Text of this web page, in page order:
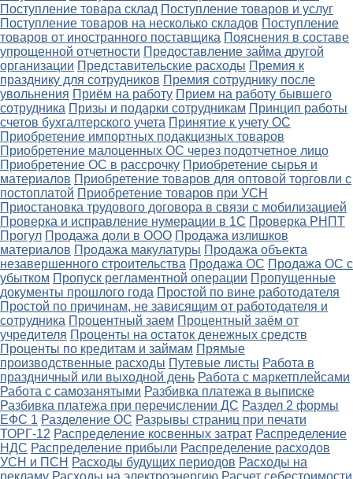
Поступление товара склад Поступление товаров и услуг
Поступление товаров на несколько складов Поступление
товаров от иностранного поставщика Пояснения в составе
упрощенной отчетности Предоставление займа другой
организации Представительские расходы Премия к
празднику для сотрудников Премия сотруднику после
увольнения Приём на работу Прием на работу бывшего
сотрудника Призы и подарки сотрудникам Принцип работы
счетов бухгалтерского учета Принятие к учету ОС
Приобретение импортных подакцизных товаров
Приобретение малоценных ОС через подотчетное лицо
Приобретение ОС в рассрочку Приобретение сырья и
материалов Приобретение товаров для оптовой торговли с
постоплатой Приобретение товаров при УСН
Приостановка трудового договора в связи с мобилизацией
Проверка и исправление нумерации в 1С Проверка РНПТ
Прогул Продажа доли в ООО Продажа излишков
материалов Продажа макулатуры Продажа объекта
незавершенного строительства Продажа ОС Продажа ОС с
убытком Пропуск регламентной операции Пропущенные
документы прошлого года Простой по вине работодателя
Простой по причинам, не зависящим от работодателя и
сотрудника Процентный заем Процентный заём от
учредителя Проценты на остаток денежных средств
Проценты по кредитам и займам Прямые
производственные расходы Путевые листы Работа в
праздничный или выходной день Работа с маркетплейсами
Работа с самозанятыми Разбивка платежа в выписке
Разбивка платежа при перечислении ДС Раздел 2 формы
ЕФС 1 Разделение ОС Разрывы страниц при печати
ТОРГ-12 Распределение косвенных затрат Распределение
НДС Распределение прибыли Распределение расходов
УСН и ПСН Расходы будущих периодов Расходы на
рекламу Расходы на электроэнергию Расчет себестоимости